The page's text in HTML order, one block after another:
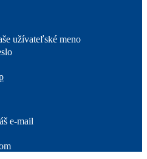
užívateľské meno
e-mail